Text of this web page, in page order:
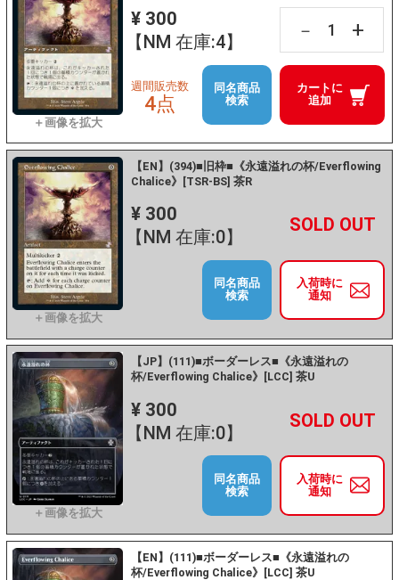
¥ 300
【NM 在庫:4】
－ +
カートに
追加
週間販売数
4点
同名商品
検索
【EN】(394)■旧枠■《永遠溢れの杯/Everflowing
Chalice》[TSR-BS] 茶R
¥ 300
【NM 在庫:0】
－ +
入荷時に
通知
同名商品
検索
【JP】(111)■ボーダーレス■《永遠溢れの
杯/Everflowing Chalice》[LCC] 茶U
¥ 300
【NM 在庫:0】
－ +
入荷時に
通知
同名商品
検索
【EN】(111)■ボーダーレス■《永遠溢れの
杯/Everflowing Chalice》[LCC] 茶U